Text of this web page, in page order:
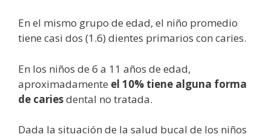
En el mismo grupo de edad, el niño promedio
tiene casi dos (1.6) dientes primarios con caries.
En los niños de 6 a 11 años de edad,
aproximadamente el 10% tiene alguna forma
de cariesdental no tratada.
Dada la situación de la salud bucal de los niños